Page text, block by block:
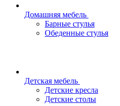
Домашняя мебель
Барные стулья
Обеденные стулья
Детская мебель
Детские кресла
Детские столы